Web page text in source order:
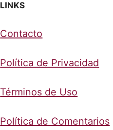
LINKS
Contacto
Política de Privacidad
Términos de Uso
Política de Comentarios